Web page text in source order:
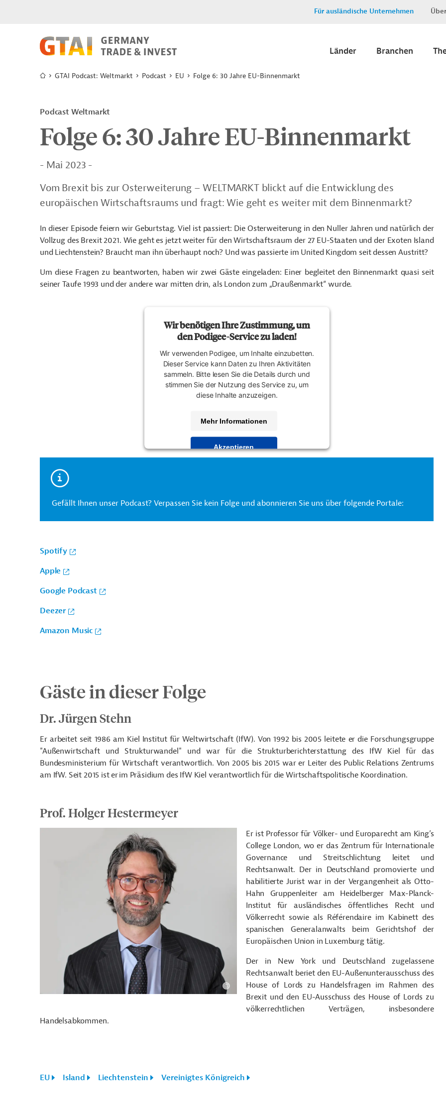
Für ausländische Unternehmen
Länder Branchen
GTAI Podcast: Weltmarkt Podcast EU Folge 6: 30 Jahre EU-Binnenmarkt
Podcast Weltmarkt
Folge 6: 30 Jahre EU-Binnenmarkt
- Mai 2023 -
Vom Brexit bis zur Osterweiterung – WELTMARKT blickt auf die Entwicklung des
europäischen Wirtschaftsraums und fragt: Wie geht es weiter mit dem Binnenmarkt?
In dieser Episode feiern wir Geburtstag. Viel ist passiert: Die Osterweiterung in den Nuller Jahren und natürlich der
Vollzug des Brexit 2021. Wie geht es jetzt weiter für den Wirtschaftsraum der 27 EU-Staaten und der Exoten Island
und Liechtenstein? Braucht man ihn überhaupt noch? Und was passierte im United Kingdom seit dessen Austritt?
Um diese Fragen zu beantworten, haben wir zwei Gäste eingeladen: Einer begleitet den Binnenmarkt quasi seit
seiner Taufe 1993 und der andere war mitten drin, als London zum „Draußenmarkt“ wurde.
Wir benötigen Ihre Zustimmung, um
den Podigee-Service zu laden!
Wir verwenden Podigee, um Inhalte einzubetten.
Dieser Service kann Daten zu Ihren Aktivitäten
sammeln. Bitte lesen Sie die Details durch und
stimmen Sie der Nutzung des Service zu, um
diese Inhalte anzuzeigen.
Mehr Informationen
Akzeptieren
Gefällt Ihnen unser Podcast? Verpassen Sie kein Folge und abonnieren Sie uns über folgende Portale:
Spotify
Apple
Google Podcast
Deezer
Amazon Music
Gäste in dieser Folge
Dr. Jürgen Stehn
Er arbeitet seit 1986 am Kiel Institut für Weltwirtschaft (IfW). Von 1992 bis 2005 leitete er die Forschungsgruppe
"Außenwirtschaft und Strukturwandel" und war für die Strukturberichterstattung des IfW Kiel für das
Bundesministerium für Wirtschaft verantwortlich. Von 2005 bis 2015 war er Leiter des Public Relations Zentrums
am IfW. Seit 2015 ist er im Präsidium des IfW Kiel verantwortlich für die Wirtschaftspolitische Koordination.
Prof. Holger Hestermeyer
Er ist Professor für Völker- und Europarecht am King’s
College London, wo er das Zentrum für Internationale
Governance und Streitschlichtung leitet und
Rechtsanwalt. Der in Deutschland promovierte und
habilitierte Jurist war in der Vergangenheit als Otto-
Hahn Gruppenleiter am Heidelberger Max-Planck-
Institut für ausländisches öffentliches Recht und
Völkerrecht sowie als Référendaire im Kabinett des
spanischen Generalanwalts beim Gerichtshof der
Europäischen Union in Luxemburg tätig.
Der in New York und Deutschland zugelassene
Rechtsanwalt beriet den EU-Außenunterausschuss des
House of Lords zu Handelsfragen im Rahmen des
Brexit und den EU-Ausschuss des House of Lords zu
völkerrechtlichen Verträgen, insbesondere
Handelsabkommen.
EU Island Liechtenstein Vereinigtes Königreich